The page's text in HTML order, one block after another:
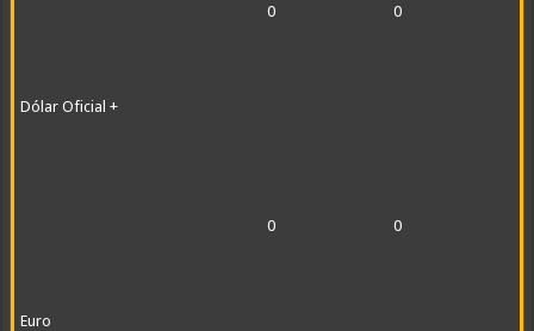
Dólar Oficial +
0 0
Euro
0 0